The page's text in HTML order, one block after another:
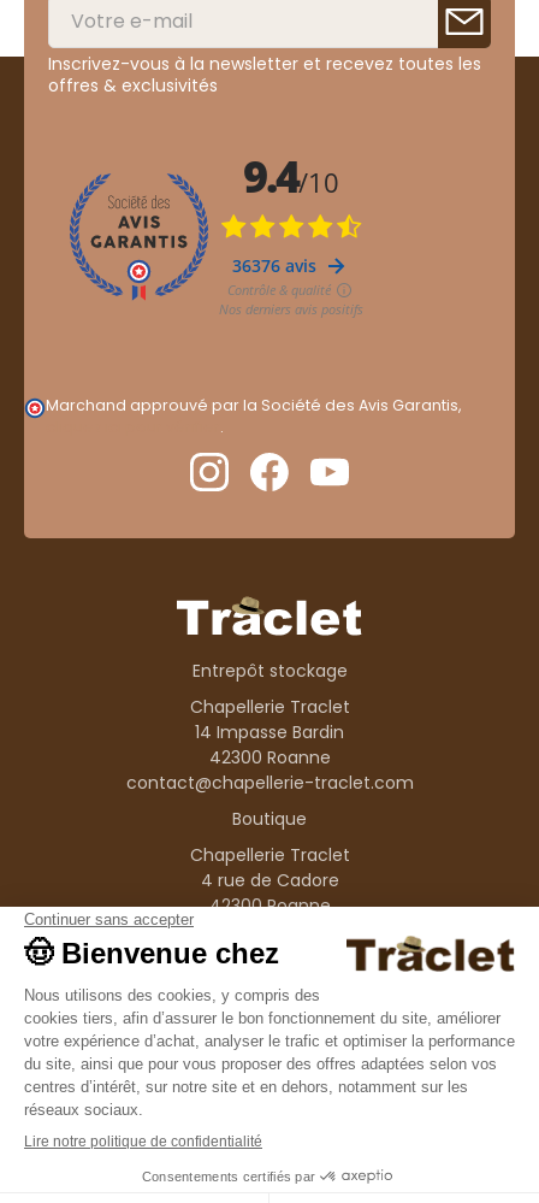
Inscrivez-vous à la newsletter et recevez toutes les
offres & exclusivités
Marchand approuvé par la Société des Avis Garantis,
.
Entrepôt stockage
Chapellerie Traclet
14 Impasse Bardin
42300 Roanne
contact@chapellerie-traclet.com
Boutique
Chapellerie Traclet
4 rue de Cadore
42300 Roanne
Produits
Nos marques